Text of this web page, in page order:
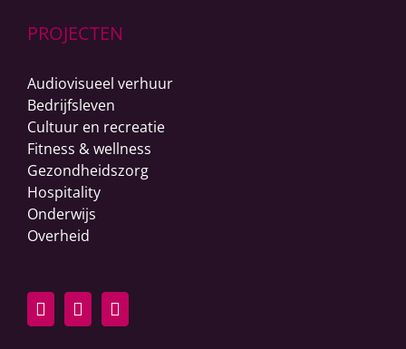
PROJECTEN
Audiovisueel verhuur
Bedrijfsleven
Cultuur en recreatie
Fitness & wellness
Gezondheidszorg
Hospitality
Onderwijs
Overheid